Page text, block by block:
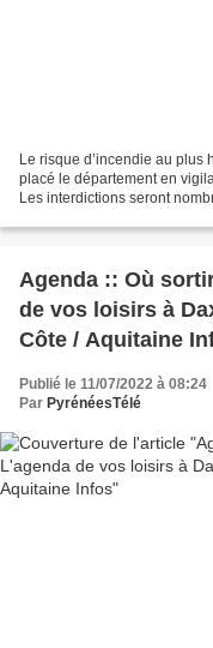
Le risque d’incendie au plus
placé le département en
Les interdictions seront
Agenda :: Où
de vos loisirs à
Côte / Aquitaine
Publié le 11/07/2022 à 08:24
Par PyrénéesTélé